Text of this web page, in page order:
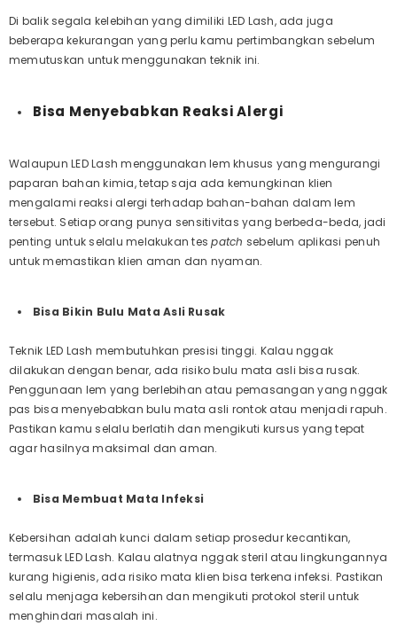
Di balik segala kelebihan yang dimiliki LED Lash, ada juga
beberapa kekurangan yang perlu kamu pertimbangkan sebelum
memutuskan untuk menggunakan teknik ini.
Bisa Menyebabkan Reaksi Alergi
Walaupun LED Lash menggunakan lem khusus yang mengurangi
paparan bahan kimia, tetap saja ada kemungkinan klien
mengalami reaksi alergi terhadap bahan-bahan dalam lem
tersebut. Setiap orang punya sensitivitas yang berbeda-beda, jadi
penting untuk selalu melakukan tespatch sebelum aplikasi penuh
untuk memastikan klien aman dan nyaman.
Bisa Bikin Bulu Mata Asli Rusak
Teknik LED Lash membutuhkan presisi tinggi. Kalau nggak
dilakukan dengan benar, ada risiko bulu mata asli bisa rusak.
Penggunaan lem yang berlebihan atau pemasangan yang nggak
pas bisa menyebabkan bulu mata asli rontok atau menjadi rapuh.
Pastikan kamu selalu berlatih dan mengikuti kursus yang tepat
agar hasilnya maksimal dan aman.
Bisa Membuat Mata Infeksi
Kebersihan adalah kunci dalam setiap prosedur kecantikan,
termasuk LED Lash. Kalau alatnya nggak steril atau lingkungannya
kurang higienis, ada risiko mata klien bisa terkena infeksi. Pastikan
selalu menjaga kebersihan dan mengikuti protokol steril untuk
menghindari masalah ini.